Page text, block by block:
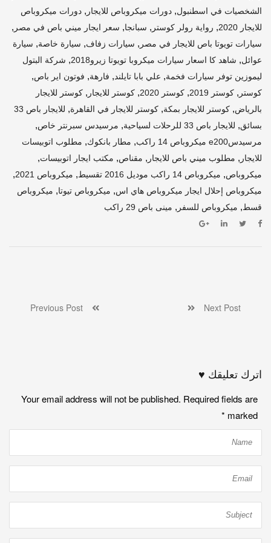
الشخصيات في اسطنبول, دورات ميكروباص للايجار , دورات ميكروباص
للايجار 2020
, رواية رولر كوستر , سبانجا, سعر ايجار ميني باص في مصر ,
سيارات تويوتا باص للايجار في مصر , سيارات زفاف, سيارة خاصة, سيارة
عوائل, شاهد كا اسعار سيارات ميكروبا تويوتا زيرو2018 , شركة البتول
ليموزين توفر سيارات فخمة, علي بابا تايلند, فارهة, فوتون اير باص,
كوستر , كوستر 2019 , كوستر 2020 , كوستر للايجار , كوستر للايجار
بالرياض, كوستر للايجار بمكة, كوستر للايجار في القاهرة,
للايجار باص 33
بسائق, للايجار باص 33 للرحلات لسياحية , مرسيدس سبرنتر خاص,
مرسيدسe200 ميكروباص 14 راكب , مطار بانكوك, مطلوب اتوبيسات
للايجار , مطلوب ميني باص للايجار , مقناص, مكتب ايجار اتوبيسات,
ميكروباص, ميكروباص 14 راكب موديل 2016 تقسيط , ميكروباص 2021 ,
ميكروباص إحلال ايجار ميكروباص هاي اس, ميكروباص تيوتا, ميكروباص
قسط, ميكروباص للسفر , مينى باص 29 راكب
Next Post
اترك تعليقك ♥
Your email address will not be published. Required fields are
marked
*